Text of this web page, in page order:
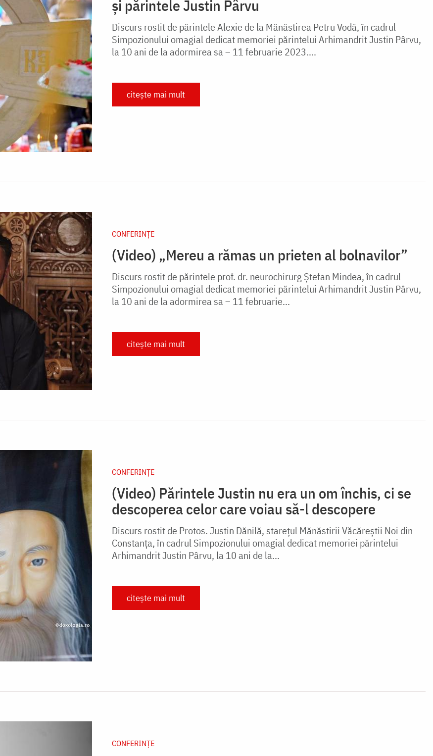
și părintele Justin Pârvu
Discurs rostit de părintele Alexie de la Mănăstirea Petru Vodă, în cadrul
Simpozionului omagial dedicat memoriei părintelui Arhimandrit Justin Pârvu,
la 10 ani de la adormirea sa – 11 februarie 2023....
citește mai mult
CONFERINȚE
(Video) „Mereu a rămas un prieten al bolnavilor”
Discurs rostit de părintele prof. dr. neurochirurg Ștefan Mindea, în cadrul
Simpozionului omagial dedicat memoriei părintelui Arhimandrit Justin Pârvu,
la 10 ani de la adormirea sa – 11 februarie...
citește mai mult
CONFERINȚE
(Video) Părintele Justin nu era un om închis, ci se
descoperea celor care voiau să-l descopere
Discurs rostit de Protos. Justin Dănilă, starețul Mănăstirii Văcăreștii Noi din
Constanța, în cadrul Simpozionului omagial dedicat memoriei părintelui
Arhimandrit Justin Pârvu, la 10 ani de la...
citește mai mult
CONFERINȚE